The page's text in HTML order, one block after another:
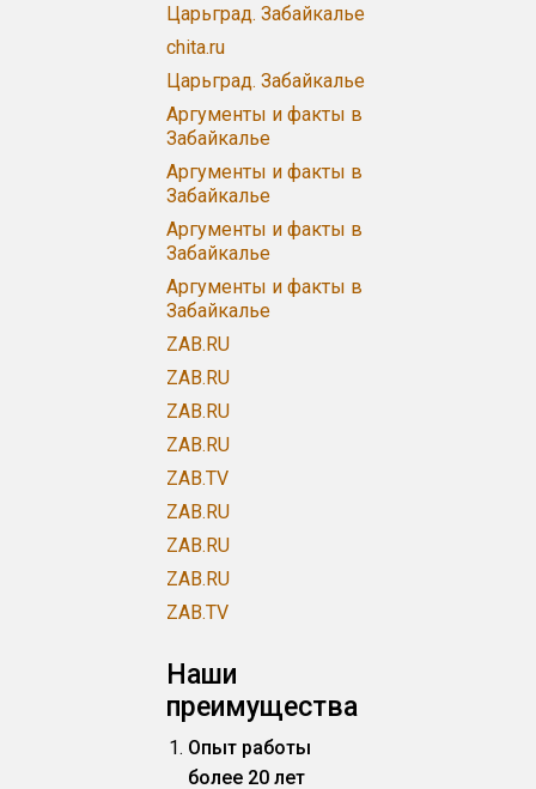
Царьград. Забайкалье
chita.ru
Царьград. Забайкалье
Аргументы и факты в
Забайкалье
Аргументы и факты в
Забайкалье
Аргументы и факты в
Забайкалье
Аргументы и факты в
Забайкалье
ZAB.RU
ZAB.RU
ZAB.RU
ZAB.RU
ZAB.TV
ZAB.RU
ZAB.RU
ZAB.RU
ZAB.TV
Наши
преимущества
Опыт работы
более 20 лет